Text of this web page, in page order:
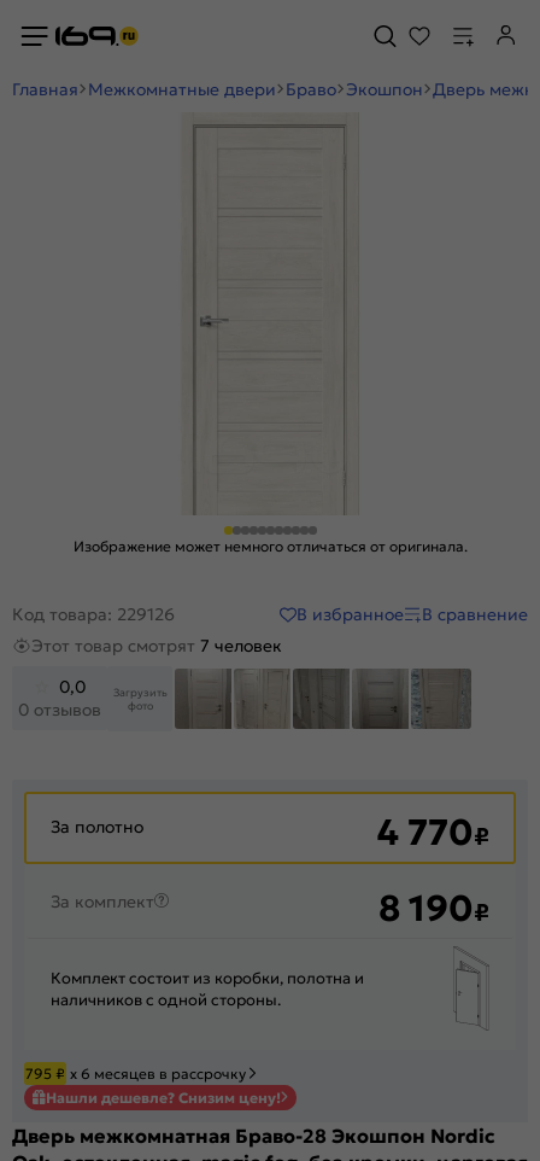
Главная Межкомнатные двери Браво Экошпон Дверь
Изображение может немного отличаться от оригинала.
Код товара: 229126 В избранное
В сравнение
Этот товар смотрят 7 человек
0,0
0 отзывов
Загрузить
фото
За полотно 4 770₽
За комплект 8 190₽
Комплект состоит из коробки, полотна и
наличников с одной стороны.
795 ₽ х 6 месяцев в рассрочку
Нашли дешевле? Снизим цену!
Дверь межкомнатная Браво-28 Экошпон Nordic